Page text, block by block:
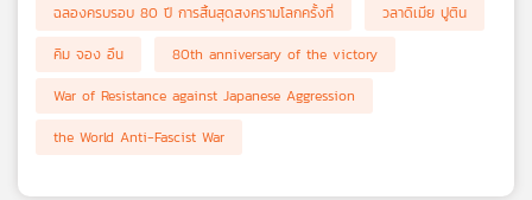
ฉลองครบรอบ 80 ปี การสิ้นสุดสงครามโลกครั้งที่
วลาดิเมีย ปูติน
คิม จอง อึน
80th anniversary of the victory
War of Resistance against Japanese Aggression
the World Anti-Fascist War